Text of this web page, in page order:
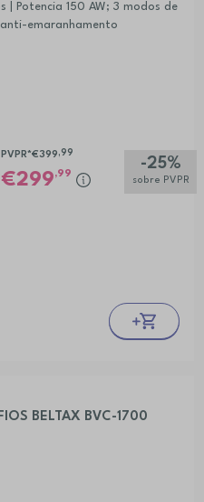
| Potencia 150 AW; 3 modos de
emaranhamento
-25%
sobre PVPR
PVPR*€399 ,99
299,99
BELTAX BVC-1700